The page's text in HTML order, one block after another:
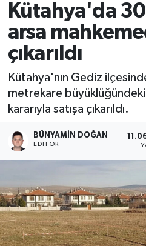
Kütahya'da
arsa
çıkarıldı
Kütahya'nın Gediz
metrekare
kararıyla satışa çıkarıldı.
BÜNYAMIN DOĞAN
EDITÖR
Bölge
Çavdarhisar
Dumlupınar
Dünya
Eğitim
Ekonomi
Emet
Son Dakika Haberleri
Haber Arşivi